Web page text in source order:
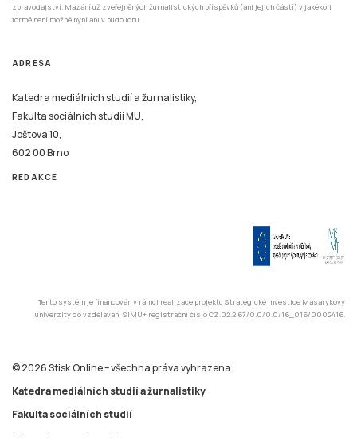
zpravodajství. Mazání už zveřejněných žurnalistických příspěvků (ani jejich částí) v jakékoli
formě není možné nyní ani v budoucnu.
ADRESA
Katedra mediálních studií a žurnalistiky,
Fakulta sociálních studií MU,
Joštova 10,
602 00 Brno
REDAKCE
Tento systém je financován v rámci realizace projektu Strategické investice Masarykovy
univerzity do vzdělávání SIMU+ registrační číslo CZ.02.2.67/0.0/0.0/16_016/0002416.
© 2026 Stisk.Online – všechna práva vyhrazena
Katedra mediálních studií a žurnalistiky
Fakulta sociálních studií
Masarykova univerzita